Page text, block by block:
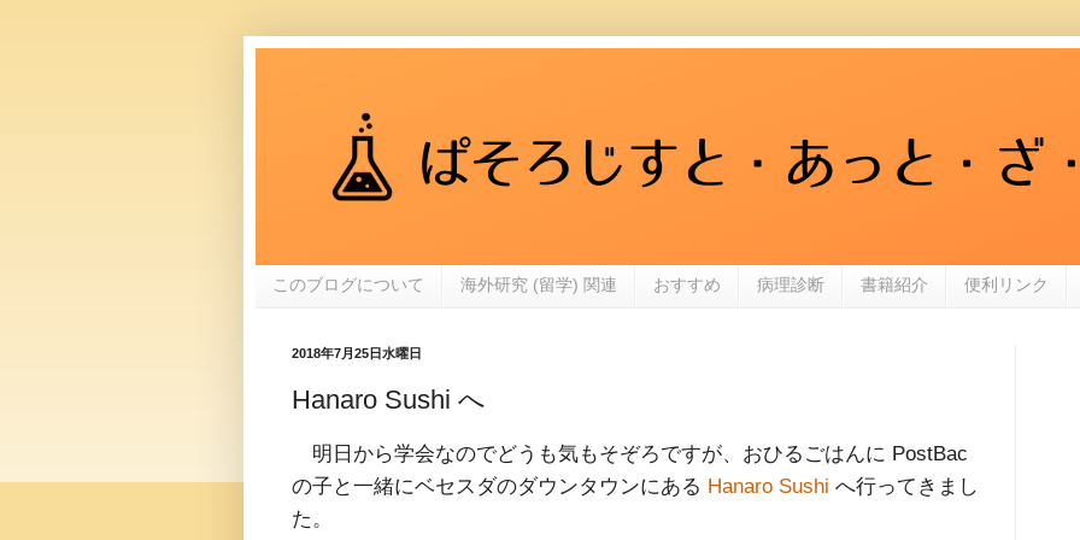
このブログについて 海外研究 (留学) 関連 おすすめ 病理診断 書籍紹介 便利リンク
2018年7月25日水曜日
Hanaro Sushi へ
明日から学会なのでどうも気もそぞろですが、おひるごはんに PostBac
の子と一緒にベセスダのダウンタウンにある Hanaro Sushi へ行ってきまし
た。